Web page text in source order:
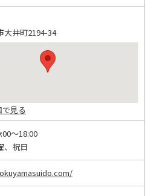
大井町2194-34
見る
～18:00
、祝日